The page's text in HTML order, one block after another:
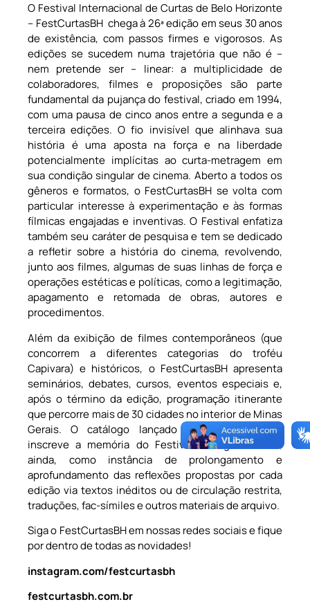
O Festival Internacional de Curtas de Belo Horizonte
– FestCurtasBH chega à 26ª edição em seus 30 anos
de existência, com passos firmes e vigorosos. As
edições se sucedem numa trajetória que não é –
nem pretende ser – linear: a multiplicidade de
colaboradores, filmes e proposições são parte
fundamental da pujança do festival, criado em 1994,
com uma pausa de cinco anos entre a segunda e a
terceira edições. O fio invisível que alinhava sua
história é uma aposta na força e na liberdade
potencialmente implícitas ao curta-metragem em
sua condição singular de cinema. Aberto a todos os
gêneros e formatos, o FestCurtasBH se volta com
particular interesse à experimentação e às formas
fílmicas engajadas e inventivas. O Festival enfatiza
também seu caráter de pesquisa e tem se dedicado
a refletir sobre a história do cinema, revolvendo,
junto aos filmes, algumas de suas linhas de força e
operações estéticas e políticas, como a legitimação,
apagamento e retomada de obras, autores e
procedimentos.​
Além da exibição de filmes contemporâneos (que
concorrem a diferentes categorias do troféu
Capivara) e históricos, o FestCurtasBH apresenta
seminários, debates, cursos, eventos especiais e,
após o término da edição, programação itinerante
que percorre mais de 30 cidades no interior de Minas
Gerais. O catálogo lançado nos últimos anos
inscreve a memória do Festival configurando-se,
ainda, como instância de prolongamento e
aprofundamento das reflexões propostas por cada
edição via textos inéditos ou de circulação restrita,
traduções, fac-símiles e outros materiais de arquivo.
Siga o FestCurtasBH em nossas redes sociais e fique
por dentro de todas as novidades!
instagram.com/festcurtasbh
festcurtasbh.com.br